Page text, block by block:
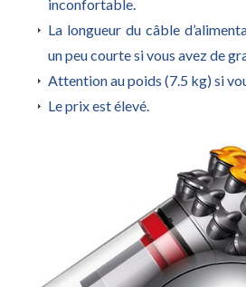
inconfortable.
La longueur du câble
un peu courte si vous avez de
Attention au poids (7.5 kg) si
Le prix est élevé.